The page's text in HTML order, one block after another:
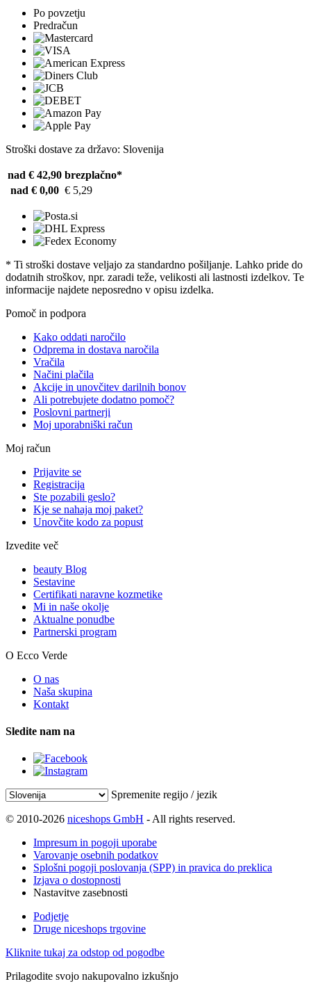
Po povzetju
Predračun
Stroški dostave za državo: Slovenija
nad € 42,90 brezplačno*
nad € 0,00 € 5,29
* Ti stroški dostave veljajo za standardno pošiljanje. Lahko pride do
dodatnih stroškov, npr. zaradi teže, velikosti ali lastnosti izdelkov. Te
informacije najdete neposredno v opisu izdelka.
Pomoč in podpora
Kako oddati naročilo
Odprema in dostava naročila
Vračila
Načini plačila
Akcije in unovčitev darilnih bonov
Ali potrebujete dodatno pomoč?
Poslovni partnerji
Moj uporabniški račun
Moj račun
Prijavite se
Registracija
Ste pozabili geslo?
Kje se nahaja moj paket?
Unovčite kodo za popust
Izvedite več
beauty Blog
Sestavine
Certifikati naravne kozmetike
Mi in naše okolje
Aktualne ponudbe
Partnerski program
O Ecco Verde
O nas
Naša skupina
Kontakt
Sledite nam na
Spremenite regijo / jezik
© 2010-2026 niceshops GmbH - All rights reserved.
Impresum in pogoji uporabe
Varovanje osebnih podatkov
Splošni pogoji poslovanja (SPP) in pravica do preklica
Izjava o dostopnosti
Nastavitve zasebnosti
Podjetje
Druge niceshops trgovine
Kliknite tukaj za odstop od pogodbe
Prilagodite svojo nakupovalno izkušnjo